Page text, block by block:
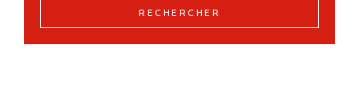
RECHERCHER